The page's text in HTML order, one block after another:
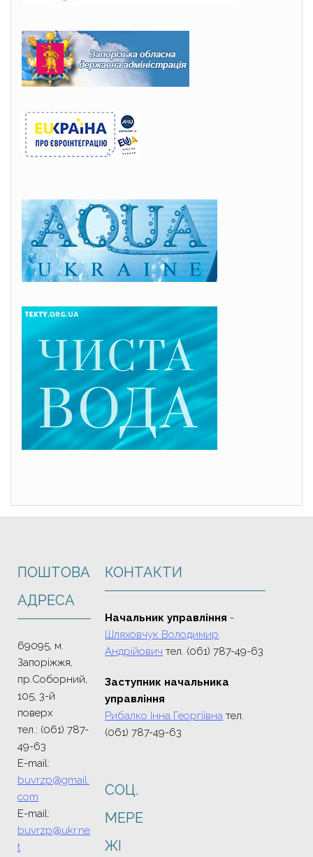
ПОШТОВА
АДРЕСА
69095, м.
Запоріжжя,
пр.Соборний,
105, 3-й
поверх
тел.: (061) 787-
49-63
E-mail:
buvrzp@gmail.
com
E-mail:
buvrzp@ukr.ne
t
КОНТАКТИ
Начальник управління -
Шляховчук Володимир
Андрійович тел. (061) 787-49-63
Заступник начальника
управління
Рибалко Інна Георгіївна тел.
(061) 787-49-63
СОЦ.
МЕРЕ
ЖI